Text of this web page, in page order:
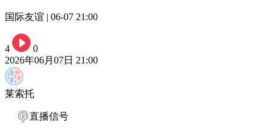
国际友谊 | 06-07 21:00
4
0
2026年06月07日 21:00
莱索托
直播信号